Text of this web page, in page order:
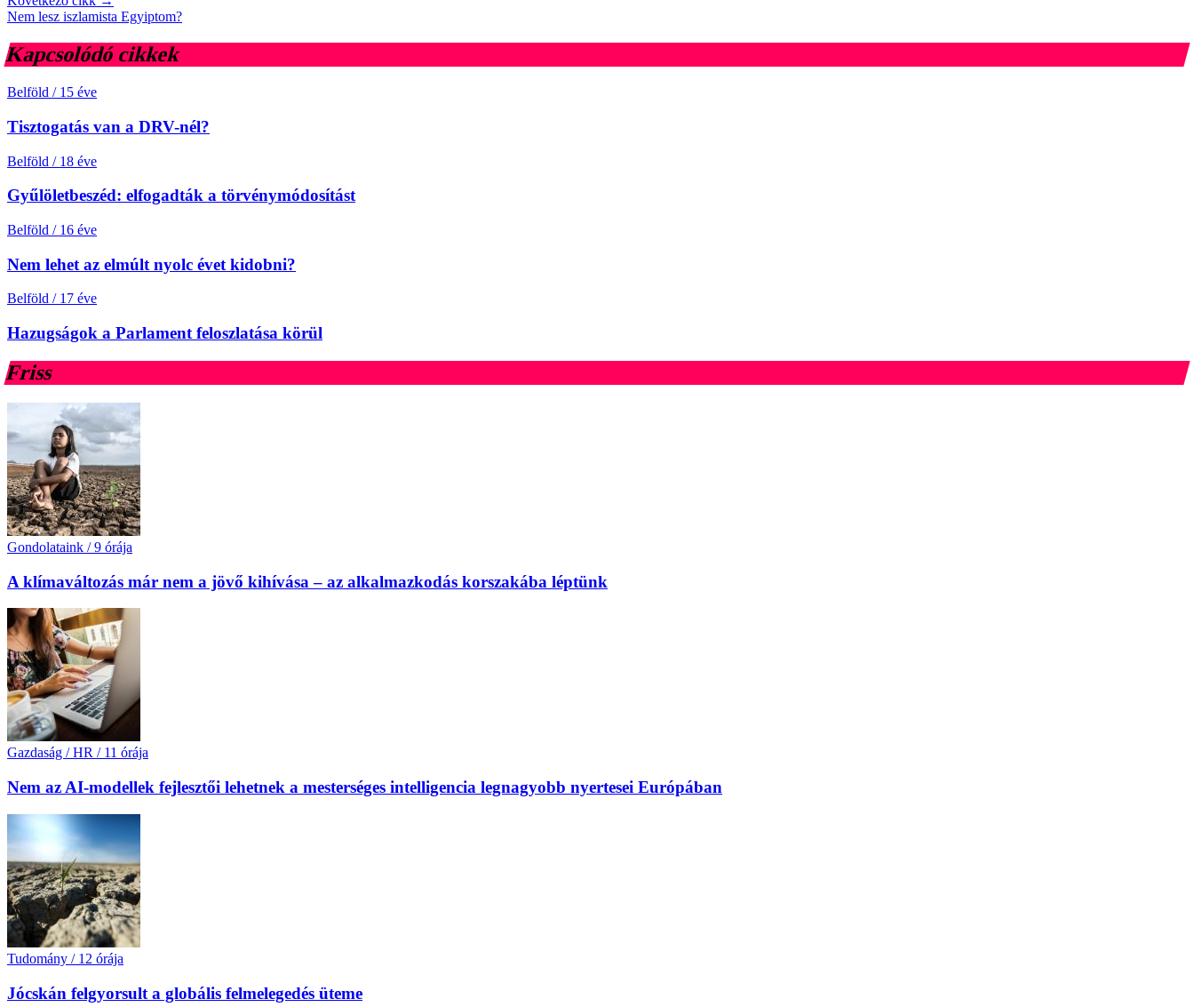
Nem lesz iszlamista Egyiptom?
Kapcsolódó cikkek
Belföld / 15 éve
Tisztogatás van a DRV-nél?
Belföld / 18 éve
Gyűlöletbeszéd: elfogadták a törvénymódosítást
Belföld / 16 éve
Nem lehet az elmúlt nyolc évet kidobni?
Belföld / 17 éve
Hazugságok a Parlament feloszlatása körül
Friss
Gondolataink / 9 órája
A klímaváltozás már nem a jövő kihívása – az alkalmazkodás korszakába léptünk
Gazdaság / HR / 11 órája
Nem az AI-modellek fejlesztői lehetnek a mesterséges intelligencia legnagyobb nyertesei Európában
Tudomány / 12 órája
Jócskán felgyorsult a globális felmelegedés üteme